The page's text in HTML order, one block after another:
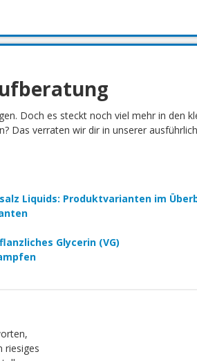
Doch es steckt noch viel mehr in
Das verraten wir dir in unserer
Liquids: Produktvarianten im
Glycerin (VG)
riesiges